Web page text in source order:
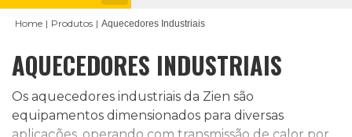
Home Produtos Aquecedores Industriais
AQUECEDORES INDUSTRIAIS
Os aquecedores industriais da Zien são
equipamentos dimensionados para diversas